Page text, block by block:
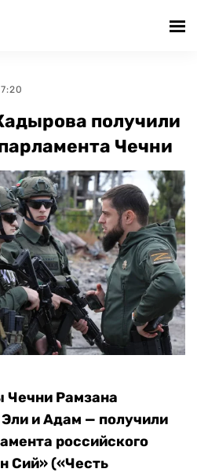
получили
Чечни
Чечни Рамзана
и Адам — получили
российского
Сий» («Честь